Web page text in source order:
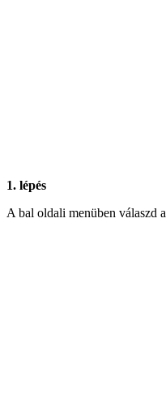
1. lépés
A bal oldali menüben válaszd a